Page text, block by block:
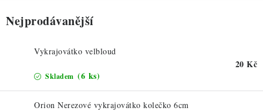
DO KUCHYNĚ
POCHUTINY
Nejprodávanější
Vykrajovátko velbloud
Skladem (6 ks)
20 Kč
Orion Nerezové vykrajovátko kolečko 6cm